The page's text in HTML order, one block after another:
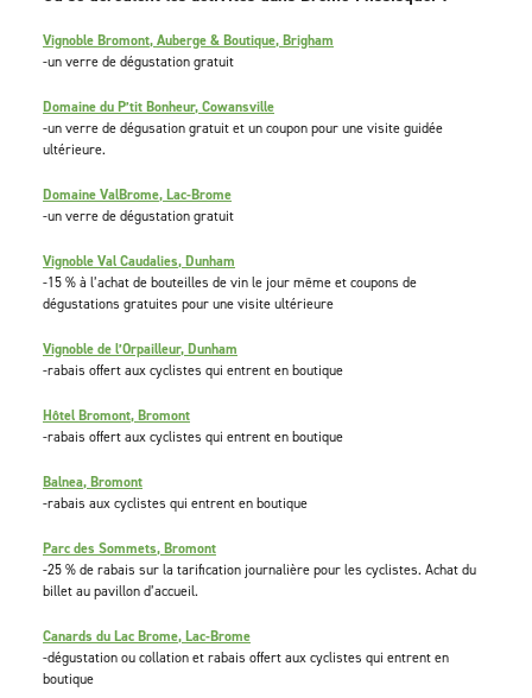
Vignoble Bromont, Auberge & Boutique, Brigham
-un verre de dégustation gratuit
Domaine du P’tit Bonheur, Cowansville
-un verre de dégusation gratuit et un coupon pour une visite guidée
ultérieure.
Domaine ValBrome, Lac-Brome
-un verre de dégustation gratuit
Vignoble Val Caudalies, Dunham
-15 % à l’achat de bouteilles de vin le jour même et coupons de
dégustations gratuites pour une visite ultérieure
Vignoble de l’Orpailleur, Dunham
-rabais offert aux cyclistes qui entrent en boutique
Hôtel Bromont, Bromont
-rabais offert aux cyclistes qui entrent en boutique
Balnea, Bromont
-rabais aux cyclistes qui entrent en boutique
Parc des Sommets, Bromont
-25 % de rabais sur la tarification journalière pour les cyclistes. Achat du
billet au pavillon d’accueil.
Canards du Lac Brome, Lac-Brome
-dégustation ou collation et rabais offert aux cyclistes qui entrent en
boutique